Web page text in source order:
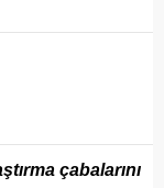
çabalarını